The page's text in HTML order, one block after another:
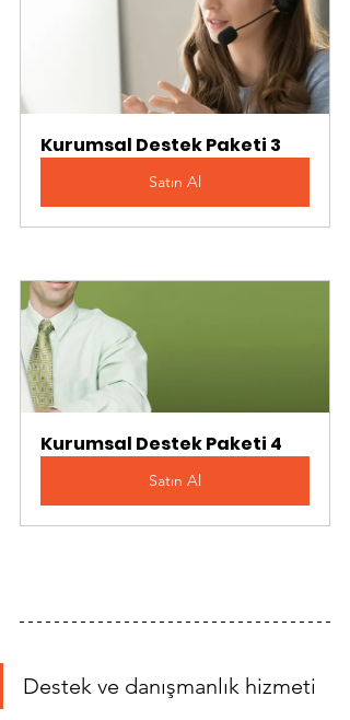
Kurumsal Destek Paketi 3
Satın Al
Kurumsal Destek Paketi 4
Satın Al
Destek ve danışmanlık hizmeti